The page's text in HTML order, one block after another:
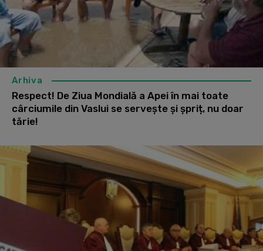
Arhiva
Respect! De Ziua Mondială a Apei în mai toate
cârciumile din Vaslui se servește și șpriț, nu doar
tărie!